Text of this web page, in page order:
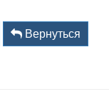
Вернуться